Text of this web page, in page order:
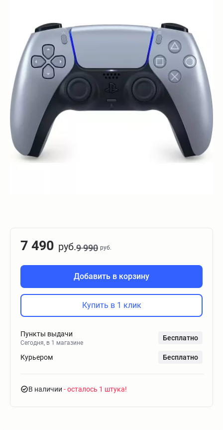
7 490 руб.9 990 руб.
Добавить в корзину
Купить в 1 клик
Пункты выдачи
Сегодня, в 1 магазине
Бесплатно
Курьером Бесплатно
В наличии - осталось 1 штука